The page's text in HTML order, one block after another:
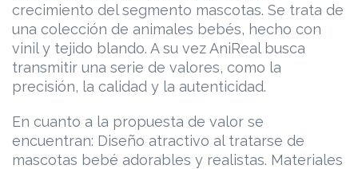
crecimiento del segmento mascotas. Se trata de
una colección de animales bebés, hecho con
vinil y tejido blando. A su vez AniReal busca
transmitir una serie de valores, como la
precisión, la calidad y la autenticidad.
En cuanto a la propuesta de valor se
encuentran: Diseño atractivo al tratarse de
mascotas bebé adorables y realistas. Materiales